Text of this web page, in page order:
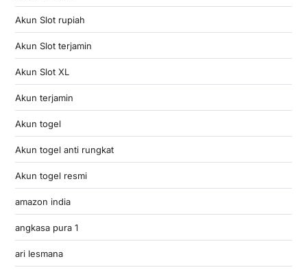
Akun Slot rupiah
Akun Slot terjamin
Akun Slot XL
Akun terjamin
Akun togel
Akun togel anti rungkat
Akun togel resmi
amazon india
angkasa pura 1
ari lesmana